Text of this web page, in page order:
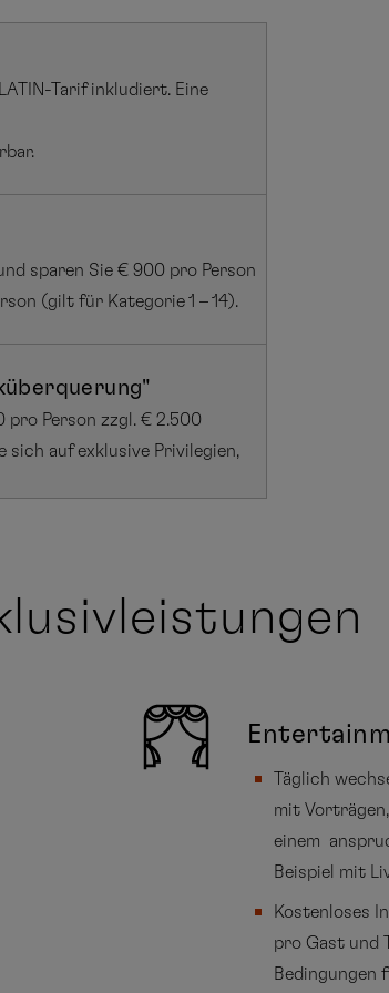
Tarif inkludiert. Eine
sparen Sie € 900 pro Person
(gilt für Kategorie 1 – 14).
pro Person zzgl. € 2.500
sich auf exklusive Privilegien,
Täglich
mit
einem
Beispiel mit
Kostenloses
pro Gast und
Bedingungen